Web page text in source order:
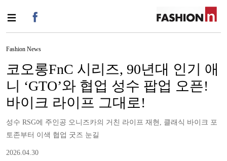
Fashion News
코오롱FnC 시리즈, 90년대 인기 애
니 ‘GTO’와 협업 성수 팝업 오픈!
바이크 라이프 그대로!
성수 RSG에 주인공 오니즈카의 거친 라이프 재현, 클래식 바이크 포
토존부터 이색 협업 굿즈 눈길
2026.04.30